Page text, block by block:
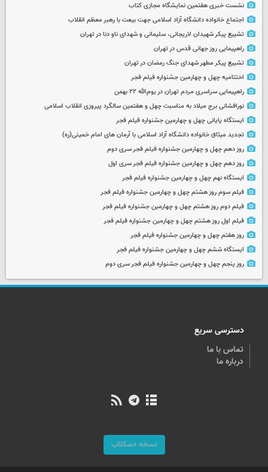
نشست خبری هفتمین نمایشگاه مجازی کتاب
اجتماع خانواده دانشگاه آزاد اسلامی جهت بیعت با رهبر معظم انقلاب
تشییع پیکر شهیدان لاریجانی، سلیمانی و شهدای ناو دنا در تهران
راهپیمایی روز جهانی قدس در تهران
تشییع پیکر مطهر شهدای جنگ رمضان در تهران
اختتامیه چهل و چهارمین جشنواره فیلم فجر
راهپیمایی سراسری مردم تهران در یوم‌الله ۲۲ بهمن
نورافشانی برج میلاد به مناسبت چهل‌ و هفتمین سالگرد پیروزی انقلاب اسلامی
ایستگاه پایانی چهل و چهارمین جشنواره فیلم فجر
تجدید میثاق خانواده دانشگاه آزاد اسلامی با آرمان های امام خمینی(ره)
روز دهم چهل و چهارمین جشنواره فیلم فجر سری دوم
روز دهم چهل و چهارمین جشنواره فیلم فجر سری اول
ایستگاه نهم چهل و چهارمین جشنواره فیلم فجر
فیلم سوم روز هشتم چهل و چهارمین جشنواره فیلم فجر
فیلم دوم روز هشتم چهل و چهارمین جشنواره فیلم فجر
فیلم اول روز هشتم چهل و چهارمین جشنواره فیلم فجر
روز هفتم چهل و چهارمین جشنواره فیلم فجر
ایستگاه ششم چهل و چهارمین جشنواره فیلم فجر
روز پنجم چهل و چهارمین جشنواره فیلم فجر سری دوم
دسترسی سریع
تماس با ما
درباره ما
نسخه دسکتاپ